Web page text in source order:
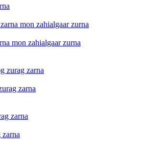
mon zahialgaar zurna
zarna
zarna